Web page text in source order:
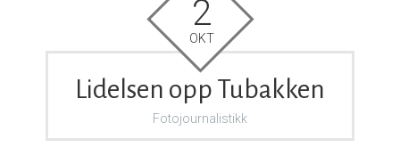
2
OKT
Lidelsen opp Tubakken
Fotojournalistikk